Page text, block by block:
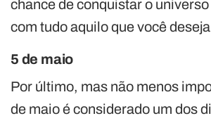
chance de conquistar o
com tudo aquilo que você
5 de maio
Por último, mas não menos
de maio é considerado um dos